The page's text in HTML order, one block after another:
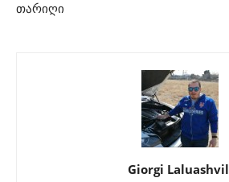
თარიღი
Giorgi